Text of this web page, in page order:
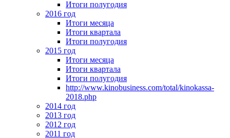
Итоги полугодия
2016 год
Итоги месяца
Итоги квартала
Итоги полугодия
2015 год
Итоги месяца
Итоги квартала
Итоги полугодия
http://www.kinobusiness.com/total/kinokassa-
2018.php
2014 год
2013 год
2012 год
2011 год